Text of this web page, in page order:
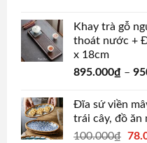
Khay trà gỗ
thoát nước +
x 18cm
895.000₫ –
Đĩa sứ viền
trái cây, đồ ăn
100.000₫